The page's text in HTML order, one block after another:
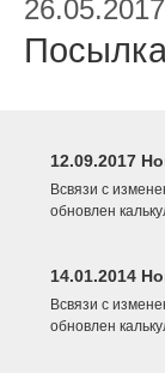
12.09.2017
Всвязи с
обновлен
14.01.2014
Всвязи с
обновлен